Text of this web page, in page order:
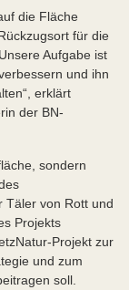
die Fläche
für die
Aufgabe ist
und ihn
erklärt
der BN-
sondern
Täler von Rott und
Projekts
Projekt zur
und zum
soll.